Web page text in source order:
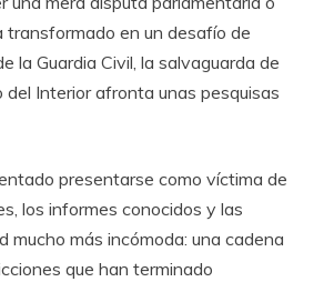
transformado en un desafío de
la Guardia Civil, la salvaguarda de
Interior afronta unas pesquisas
presentarse como víctima de
los informes conocidos y las
mucho más incómoda: una cadena
que han terminado